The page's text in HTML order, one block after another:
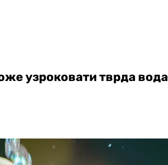
узроковати тврда вода